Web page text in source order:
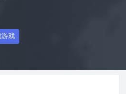
戏